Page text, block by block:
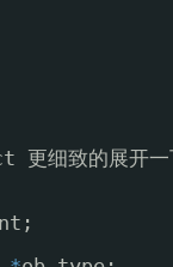
更细致的展开一